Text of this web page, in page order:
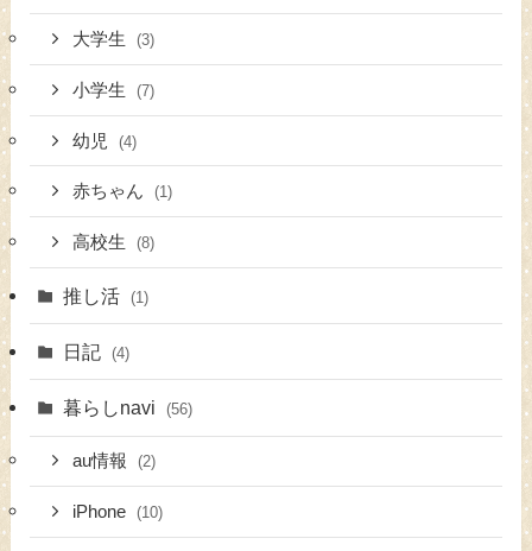
大学生 (3)
小学生 (7)
幼児 (4)
赤ちゃん (1)
高校生 (8)
推し活 (1)
日記 (4)
暮らしnavi (56)
au情報 (2)
iPhone (10)